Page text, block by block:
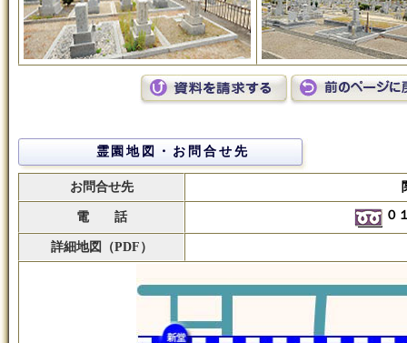
霊園地図・お問合せ先
お問合せ先
電 話 ０
詳細地図（PDF）